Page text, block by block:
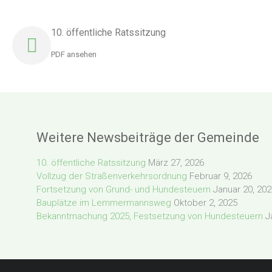
10. öffentliche Ratssitzung
PDF ansehen
Weitere Newsbeiträge der Gemeinde
10. öffentliche Ratssitzung März 27, 2026
Vollzug der Straßenverkehrsordnung Februar 9, 2026
Fortsetzung von Grund- und Hundesteuern Januar 20,
Bauplätze im Lemmermannsweg Oktober 2, 2025
Bekanntmachung 2025, Festsetzung von Hundesteuern